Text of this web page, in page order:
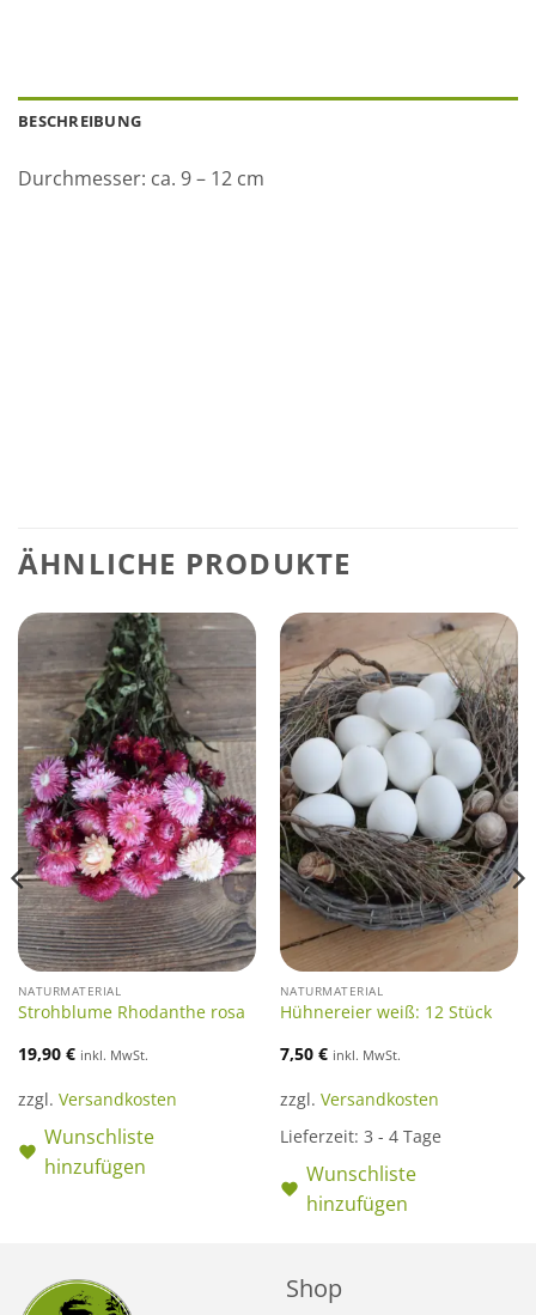
BESCHREIBUNG
Durchmesser: ca. 9 – 12 cm
ÄHNLICHE PRODUKTE
NATURMATERIAL
Strohblume Rhodanthe rosa
19,90 € inkl. MwSt.
zzgl. Versandkosten
Wunschliste
hinzufügen
NATURMATERIAL
Hühnereier weiß: 12 Stück
7,50 € inkl. MwSt.
zzgl. Versandkosten
Lieferzeit: 3 - 4 Tage
Wunschliste
hinzufügen
Shop